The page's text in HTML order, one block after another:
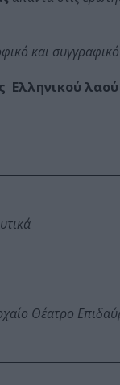
και
Ελληνικού
Θέατρο